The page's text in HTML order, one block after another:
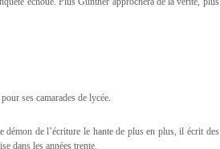
ses camarades de lycée.
démon de l’écriture le hante de plus en plus, il écrit des
dans les années trente.